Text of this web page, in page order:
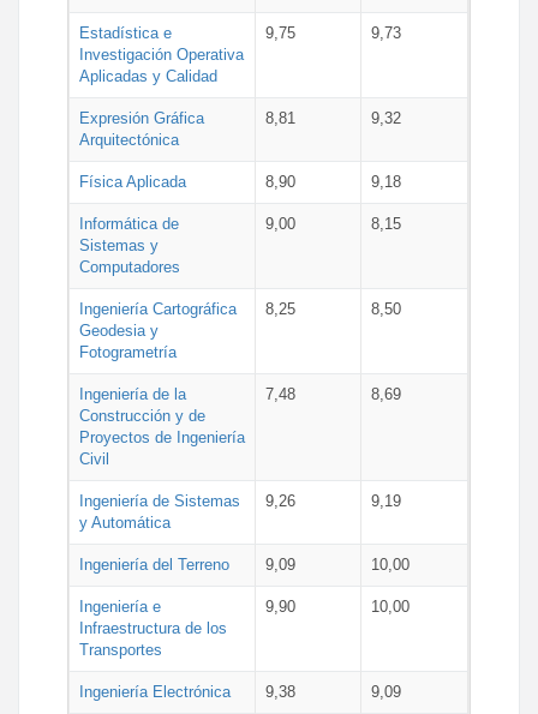
Estadística e
Investigación Operativa
Aplicadas y Calidad
9,75 9,73
Expresión Gráfica
Arquitectónica
8,81 9,32
Física Aplicada 8,90 9,18
Informática de
Sistemas y
Computadores
9,00 8,15
Ingeniería Cartográfica
Geodesia y
Fotogrametría
8,25 8,50
Ingeniería de la
Construcción y de
Proyectos de Ingeniería
Civil
7,48 8,69
Ingeniería de Sistemas
y Automática
9,26 9,19
Ingeniería del Terreno 9,09 10,00
Ingeniería e
Infraestructura de los
Transportes
9,90 10,00
Ingeniería Electrónica 9,38 9,09